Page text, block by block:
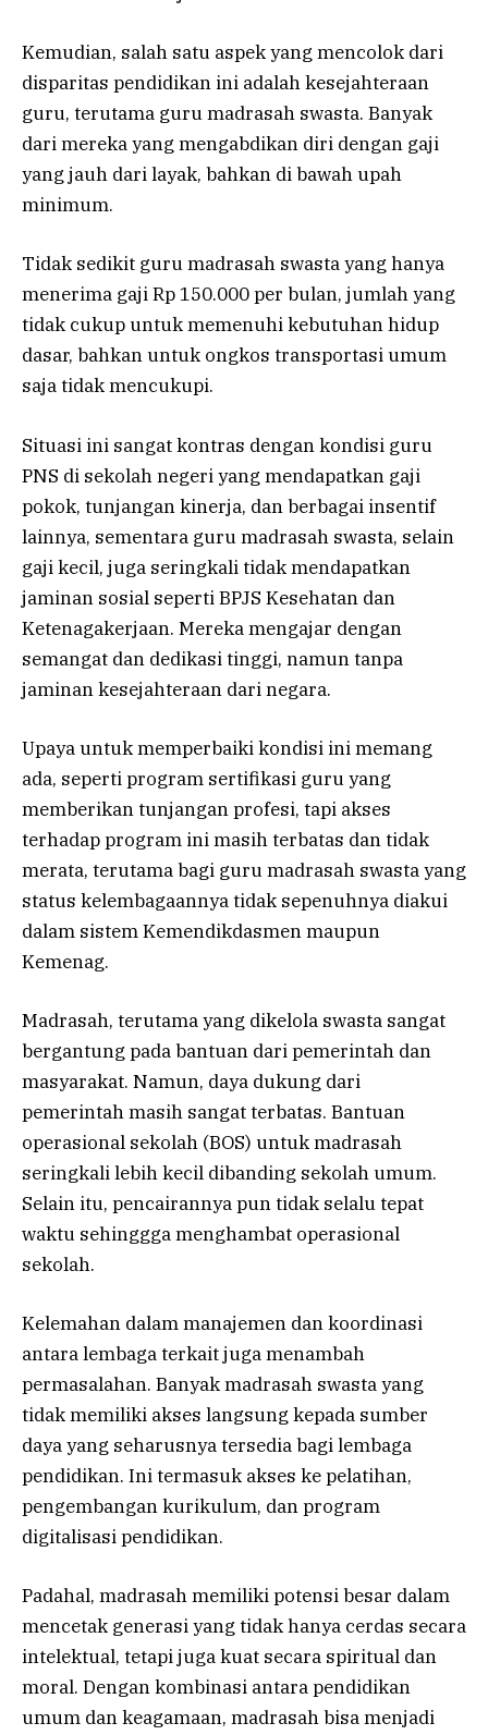
Kemudian, salah satu aspek yang mencolok dari
disparitas pendidikan ini adalah kesejahteraan
guru, terutama guru madrasah swasta. Banyak
dari mereka yang mengabdikan diri dengan gaji
yang jauh dari layak, bahkan di bawah upah
minimum.
Tidak sedikit guru madrasah swasta yang hanya
menerima gaji Rp 150.000 per bulan, jumlah yang
tidak cukup untuk memenuhi kebutuhan hidup
dasar, bahkan untuk ongkos transportasi umum
saja tidak mencukupi.
Situasi ini sangat kontras dengan kondisi guru
PNS di sekolah negeri yang mendapatkan gaji
pokok, tunjangan kinerja, dan berbagai insentif
lainnya, sementara guru madrasah swasta, selain
gaji kecil, juga seringkali tidak mendapatkan
jaminan sosial seperti BPJS Kesehatan dan
Ketenagakerjaan. Mereka mengajar dengan
semangat dan dedikasi tinggi, namun tanpa
jaminan kesejahteraan dari negara.
Upaya untuk memperbaiki kondisi ini memang
ada, seperti program sertifikasi guru yang
memberikan tunjangan profesi, tapi akses
terhadap program ini masih terbatas dan tidak
merata, terutama bagi guru madrasah swasta yang
status kelembagaannya tidak sepenuhnya diakui
dalam sistem Kemendikdasmen maupun
Kemenag.
Madrasah, terutama yang dikelola swasta sangat
bergantung pada bantuan dari pemerintah dan
masyarakat. Namun, daya dukung dari
pemerintah masih sangat terbatas. Bantuan
operasional sekolah (BOS) untuk madrasah
seringkali lebih kecil dibanding sekolah umum.
Selain itu, pencairannya pun tidak selalu tepat
waktu sehinggga menghambat operasional
sekolah.
Kelemahan dalam manajemen dan koordinasi
antara lembaga terkait juga menambah
permasalahan. Banyak madrasah swasta yang
tidak memiliki akses langsung kepada sumber
daya yang seharusnya tersedia bagi lembaga
pendidikan. Ini termasuk akses ke pelatihan,
pengembangan kurikulum, dan program
digitalisasi pendidikan.
Padahal, madrasah memiliki potensi besar dalam
mencetak generasi yang tidak hanya cerdas secara
intelektual, tetapi juga kuat secara spiritual dan
moral. Dengan kombinasi antara pendidikan
umum dan keagamaan, madrasah bisa menjadi